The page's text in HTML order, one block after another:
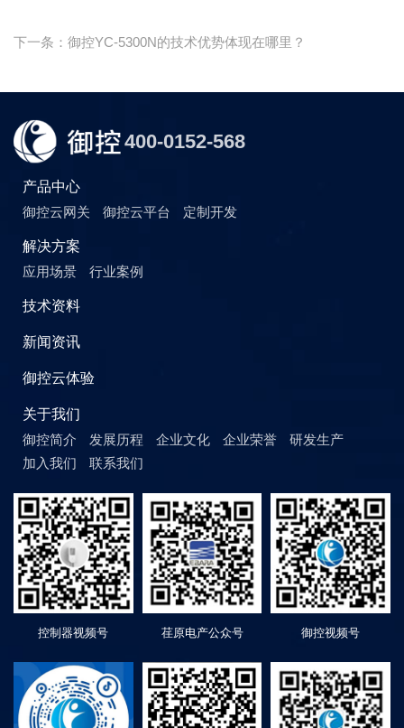
下一条：御控YC-5300N的技术优势体现在哪里？
400-0152-568
产品中心
御控云网关
御控云平台 定制开发
解决方案
应用场景
行业案例
技术资料
新闻资讯
御控云体验
关于我们
御控简介
发展历程 企业文化 企业荣誉
研发生产
加入我们
联系我们
控制器视频号 荏原电产公众号 御控视频号